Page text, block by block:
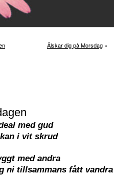
Älskar dig på Morsdag »
med gud
i vit skrud
med andra
ni tillsammans fått vandra